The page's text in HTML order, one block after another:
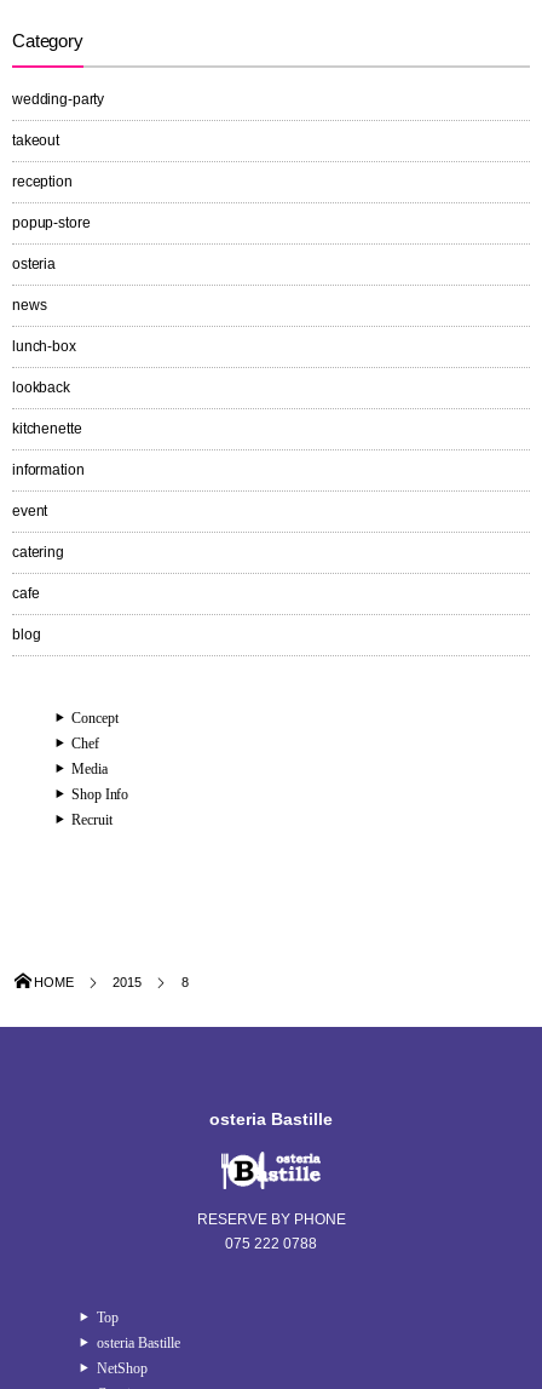
Category
wedding-party
takeout
reception
popup-store
osteria
news
lunch-box
lookback
kitchenette
information
event
catering
cafe
blog
Concept
Chef
Media
Shop Info
Recruit
HOME 2015 8
osteria Bastille
RESERVE BY PHONE
075 222 0788
Top
osteria Bastille
NetShop